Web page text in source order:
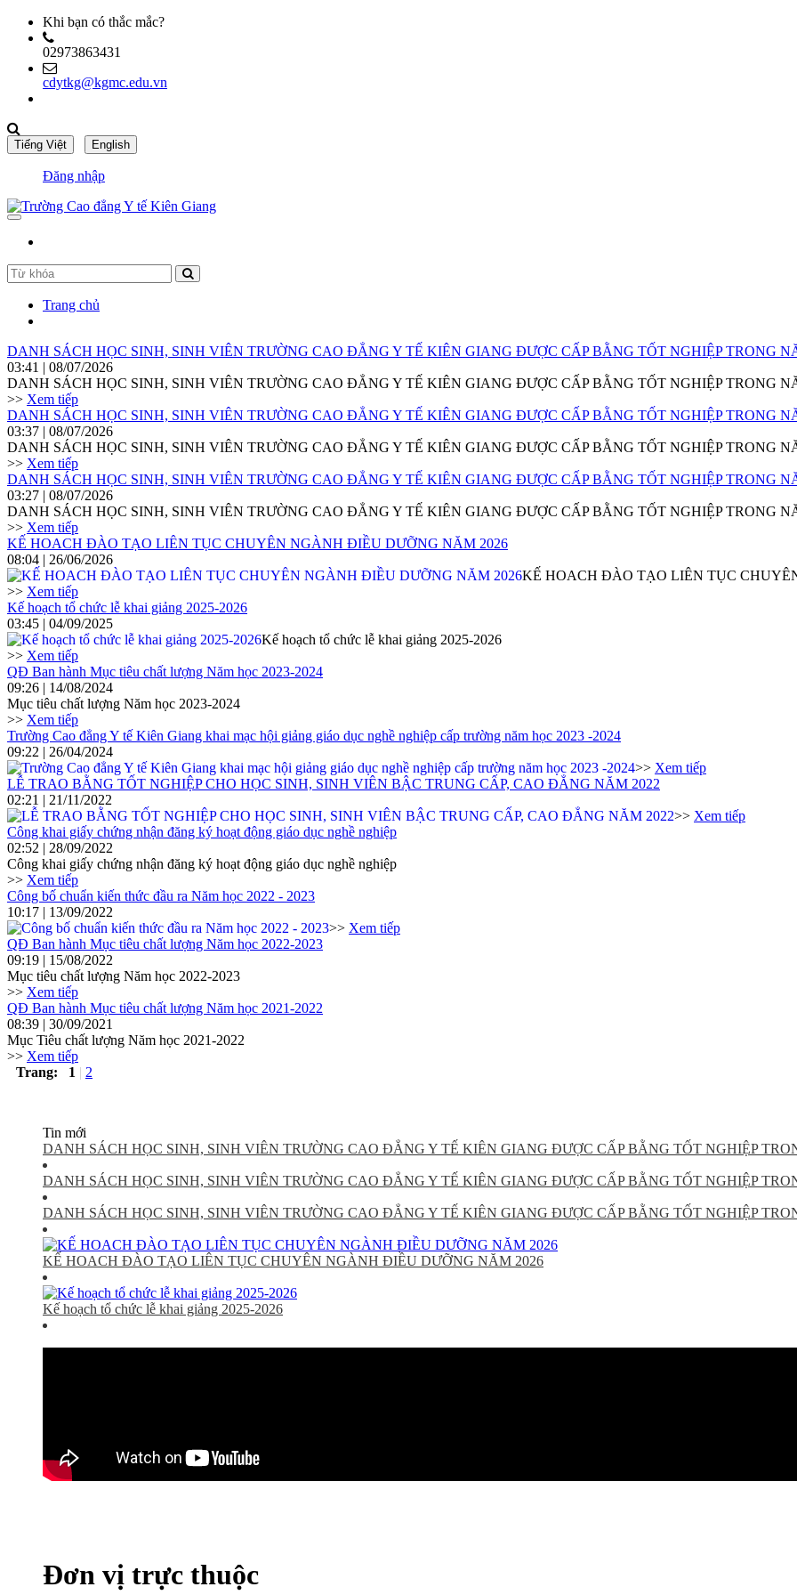
Khi bạn có thắc mắc?
02973863431
cdytkg@kgmc.edu.vn
Đăng nhập
Trang chủ
DANH SÁCH HỌC SINH, SINH VIÊN TRƯỜNG CAO ĐẲNG Y TẾ KIÊN GIANG ĐƯỢC CẤP BẰNG TỐT NGHIỆP TRONG
03:41 | 08/07/2026
DANH SÁCH HỌC SINH, SINH VIÊN TRƯỜNG CAO ĐẲNG Y TẾ KIÊN GIANG ĐƯỢC CẤP BẰNG TỐT NGHIỆP TRONG
>> Xem tiếp
DANH SÁCH HỌC SINH, SINH VIÊN TRƯỜNG CAO ĐẲNG Y TẾ KIÊN GIANG ĐƯỢC CẤP BẰNG TỐT NGHIỆP TRONG
03:37 | 08/07/2026
DANH SÁCH HỌC SINH, SINH VIÊN TRƯỜNG CAO ĐẲNG Y TẾ KIÊN GIANG ĐƯỢC CẤP BẰNG TỐT NGHIỆP TRONG
>> Xem tiếp
DANH SÁCH HỌC SINH, SINH VIÊN TRƯỜNG CAO ĐẲNG Y TẾ KIÊN GIANG ĐƯỢC CẤP BẰNG TỐT NGHIỆP TRONG
03:27 | 08/07/2026
DANH SÁCH HỌC SINH, SINH VIÊN TRƯỜNG CAO ĐẲNG Y TẾ KIÊN GIANG ĐƯỢC CẤP BẰNG TỐT NGHIỆP TRONG
>> Xem tiếp
KẾ HOACH ĐÀO TẠO LIÊN TỤC CHUYÊN NGÀNH ĐIỀU DƯỠNG NĂM 2026
08:04 | 26/06/2026
KẾ HOACH ĐÀO TẠO LIÊN TỤC
>> Xem tiếp
Kế hoạch tổ chức lễ khai giảng 2025-2026
03:45 | 04/09/2025
Kế hoạch tổ chức lễ khai giảng 2025-2026
>> Xem tiếp
QĐ Ban hành Mục tiêu chất lượng Năm học 2023-2024
09:26 | 14/08/2024
Mục tiêu chất lượng Năm học 2023-2024
>> Xem tiếp
Trường Cao đẳng Y tế Kiên Giang khai mạc hội giảng giáo dục nghề nghiệp cấp trường năm học 2023 -2024
09:22 | 26/04/2024
>> Xem tiếp
LỄ TRAO BẰNG TỐT NGHIỆP CHO HỌC SINH, SINH VIÊN BẬC TRUNG CẤP, CAO ĐẲNG NĂM 2022
02:21 | 21/11/2022
>> Xem tiếp
Công khai giấy chứng nhận đăng ký hoạt động giáo dục nghề nghiệp
02:52 | 28/09/2022
Công khai giấy chứng nhận đăng ký hoạt động giáo dục nghề nghiệp
>> Xem tiếp
Công bố chuẩn kiến thức đầu ra Năm học 2022 - 2023
10:17 | 13/09/2022
>> Xem tiếp
QĐ Ban hành Mục tiêu chất lượng Năm học 2022-2023
09:19 | 15/08/2022
Mục tiêu chất lượng Năm học 2022-2023
>> Xem tiếp
QĐ Ban hành Mục tiêu chất lượng Năm học 2021-2022
08:39 | 30/09/2021
Mục Tiêu chất lượng Năm học 2021-2022
>> Xem tiếp
Trang: 1 | 2
Tin mới
DANH SÁCH HỌC SINH, SINH VIÊN TRƯỜNG CAO ĐẲNG Y TẾ KIÊN GIANG ĐƯỢC CẤP BẰNG TỐT NGHIỆP
DANH SÁCH HỌC SINH, SINH VIÊN TRƯỜNG CAO ĐẲNG Y TẾ KIÊN GIANG ĐƯỢC CẤP BẰNG TỐT NGHIỆP
DANH SÁCH HỌC SINH, SINH VIÊN TRƯỜNG CAO ĐẲNG Y TẾ KIÊN GIANG ĐƯỢC CẤP BẰNG TỐT NGHIỆP
KẾ HOACH ĐÀO TẠO LIÊN TỤC CHUYÊN NGÀNH ĐIỀU DƯỠNG NĂM 2026
Kế hoạch tổ chức lễ khai giảng 2025-2026
Đơn vị trực thuộc